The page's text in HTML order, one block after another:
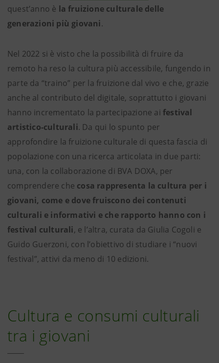
quest’anno è la fruizione culturale delle
generazioni più giovani.
Nel 2022 si è visto che la possibilità di fruire da
remoto ha reso la cultura più accessibile, fungendo in
parte da “traino” per la fruizione dal vivo e che, grazie
anche al contributo del digitale, soprattutto i giovani
hanno incrementato la partecipazione ai festival
artistico-culturali. Da qui lo spunto per
approfondire la fruizione culturale di questa fascia di
popolazione con una ricerca articolata in due parti:
una, con la collaborazione di BVA DOXA, per
comprendere che cosa rappresenta la cultura per i
giovani, come e dove fruiscono dei contenuti
culturali e informativi e che rapporto hanno con i
festival culturali, e l’altra, curata da Giulia Cogoli e
Guido Guerzoni, con l’obiettivo di studiare i “nuovi
festival”, attivi da meno di 10 edizioni.
Cultura e consumi culturali
tra i giovani